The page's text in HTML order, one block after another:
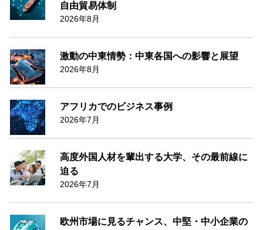
自由貿易体制
2026年8月
激動の中東情勢：中東各国への影響と展望
2026年8月
アフリカでのビジネス事例
2026年7月
高度外国人材を輩出する大学、その最前線に
迫る
2026年7月
欧州市場に見るチャンス、中堅・中小企業の